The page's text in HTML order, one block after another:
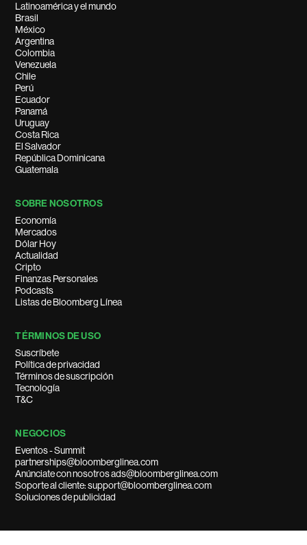
Latinoamérica y el mundo
Brasil
México
Argentina
Colombia
Venezuela
Chile
Perú
Ecuador
Panamá
Uruguay
Costa Rica
El Salvador
República Dominicana
Guatemala
SOBRE NOSOTROS
Economía
Mercados
Dólar Hoy
Actualidad
Cripto
Finanzas Personales
Podcasts
Listas de Bloomberg Línea
TÉRMINOS DE USO
Suscríbete
Política de privacidad
Términos de suscripción
Tecnología
T&C
NEGOCIOS
Eventos - Summit
partnerships@bloomberglinea.com
Anúnciate con nosotros ads@bloomberglinea.com
Soporte al cliente: support@bloomberglinea.com
Soluciones de publicidad